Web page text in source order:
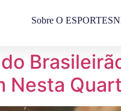
Sobre O
Nesta